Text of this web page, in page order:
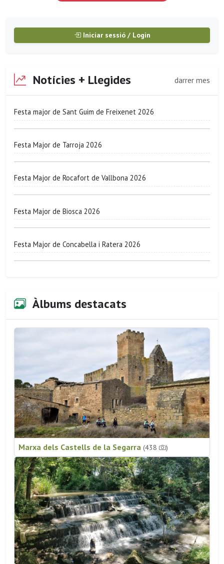
Iniciar sessió / Login
Notícies + Llegides darrer mes
Festa major de Sant Guim de Freixenet 2026
Festa Major de Tarroja 2026
Festa Major de Rocafort de Vallbona 2026
Festa Major de Biosca 2026
Festa Major de Concabella i Ratera 2026
Àlbums destacats
Marxa dels Castells de la Segarra (438 )